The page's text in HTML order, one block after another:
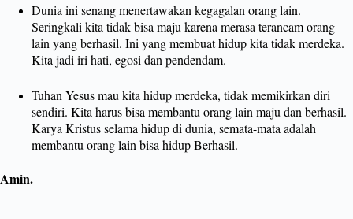
Dunia ini senang menertawakan kegagalan orang lain.
Seringkali kita tidak bisa maju karena merasa terancam orang
lain yang berhasil. Ini yang membuat hidup kita tidak merdeka.
Kita jadi iri hati, egosi dan pendendam.
Tuhan Yesus mau kita hidup merdeka, tidak memikirkan diri
sendiri. Kita harus bisa membantu orang lain maju dan berhasil.
Karya Kristus selama hidup di dunia, semata-mata adalah
membantu orang lain bisa hidup Berhasil.
Amin.